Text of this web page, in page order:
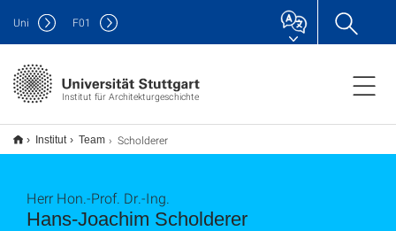
Institut für Architekturgeschichte
Uni F01
Institut Team Scholderer
Hans-Joachim Scholderer
Herr Hon.-Prof. Dr.-Ing.